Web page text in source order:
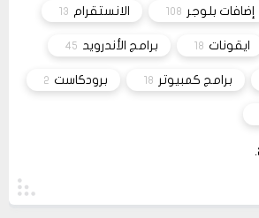
قم بتجربة تحديث الطابعه
إضافات بلوجر 108 الانستقرام 13
ايقونات 18 برامج الأندرويد 45
برامج كمبيوتر 18 برودكاست 2